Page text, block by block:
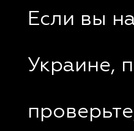
Если вы
Украине,